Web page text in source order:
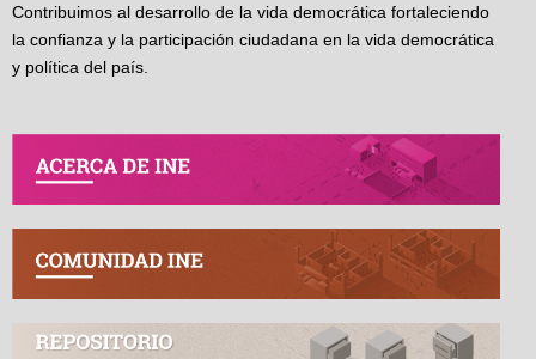
Contribuimos al desarrollo de la vida democrática fortaleciendo
la confianza y la participación ciudadana en la vida democrática
y política del país.